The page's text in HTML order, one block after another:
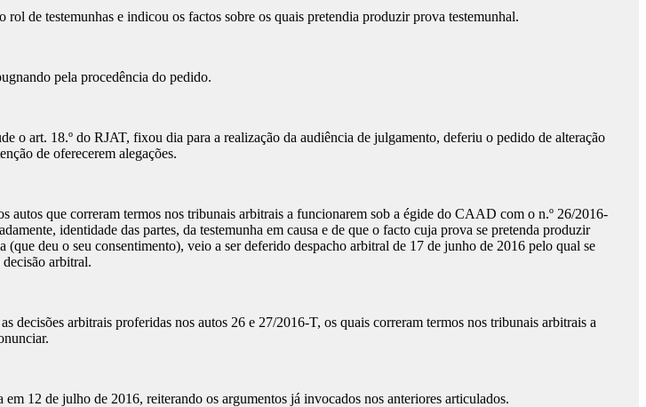
de testemunhas e indicou os factos sobre os quais pretendia produzir prova testemunhal.
pela procedência do pedido.
o art. 18.º do RJAT, fixou dia para a realização da audiência de julgamento, deferiu o pedido de alteração
de oferecerem alegações.
autos que correram termos nos tribunais arbitrais a funcionarem sob a égide do CAAD com o n.º 26/2016-
identidade das partes, da testemunha em causa e de que o facto cuja prova se pretenda produzir
deu o seu consentimento), veio a ser deferido despacho arbitral de 17 de junho de 2016 pelo qual se
arbitral.
decisões arbitrais proferidas nos autos 26 e 27/2016-T, os quais correram termos nos tribunais arbitrais a
12 de julho de 2016, reiterando os argumentos já invocados nos anteriores articulados.